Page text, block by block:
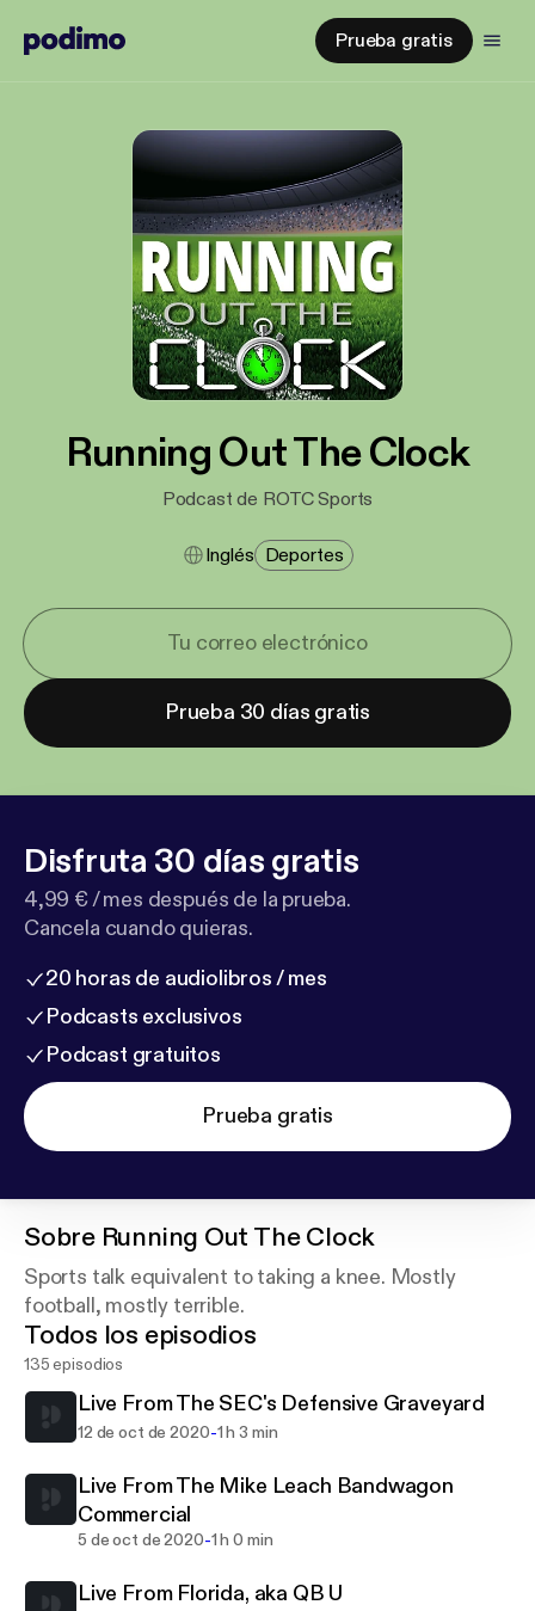
Prueba gratis
Running Out The Clock
Podcast de ROTC Sports
Inglés Deportes
Prueba 30 días gratis
Disfruta 30 días gratis
4,99 € / mes después de la prueba.
Cancela cuando quieras.
20 horas de audiolibros / mes
Podcasts exclusivos
Podcast gratuitos
Prueba gratis
Sobre Running Out The Clock
Sports talk equivalent to taking a knee. Mostly
football, mostly terrible.
Todos los episodios
135 episodios
Live From The SEC's Defensive Graveyard
12 de oct de 2020-1 h 3 min
Live From The Mike Leach Bandwagon
Commercial
5 de oct de 2020-1 h 0 min
Live From Florida, aka QB U